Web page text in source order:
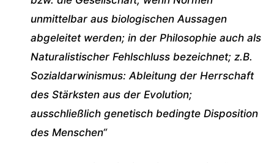
unmittelbar aus biologischen Aussagen
abgeleitet werden; in der Philosophie auch als
Naturalistischer Fehlschluss bezeichnet; z.B.
Sozialdarwinismus: Ableitung der Herrschaft
des Stärksten aus der Evolution;
ausschließlich genetisch bedingte Disposition
des Menschen“